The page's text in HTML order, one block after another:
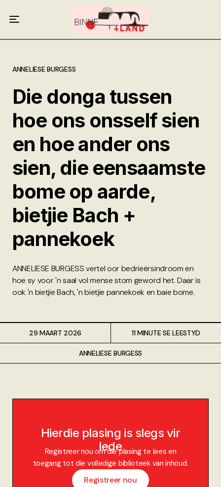
ANNELIESE BURGESS
Die donga tussen
hoe ons onsself sien
en hoe ander ons
sien, die eensaamste
bome op aarde,
bietjie Bach +
pannekoek
ANNELIESE BURGESS vertel oor bedrieërsindroom en
hoe sy voor 'n saal vol mense stom geword het. Daar is
ook 'n bietjie Bach, 'n bietjie pannekoek en baie bome.
29 MAART 2026
ANNELIESE BURGESS
11 MINUTE SE LEESTYD
Hierdie plasing is slegs vir
lede
Registreer nou om die plasing te lees en
toegang tot die volledige biblioteek van inhoud.
Registreer nou
Meer oor ons
Anneliese Burgess
Ali van Wyk
Piet Croucamp
Willem Kempen
Gas + Poste
Kop + Knoper